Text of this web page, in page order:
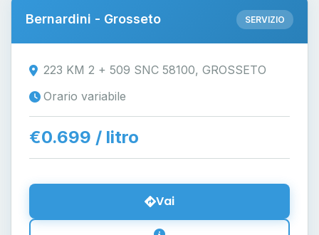
Bernardini - Grosseto SERVIZIO
223 KM 2 + 509 SNC 58100, GROSSETO
Orario variabile
€0.699 / litro
Vai